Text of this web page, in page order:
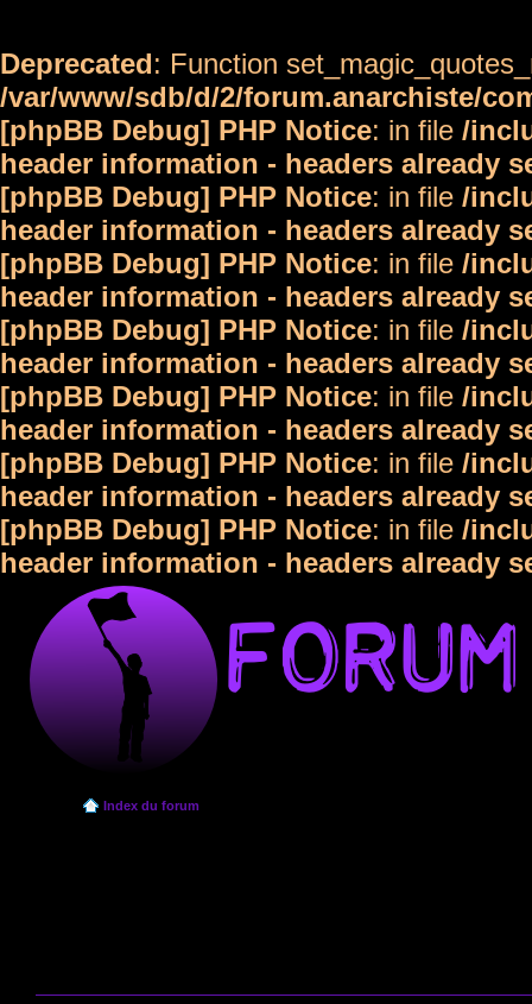
Deprecated: Function
/var/www/sdb/d/2/forum.anarchiste/
[phpBB Debug] PHP Notice: in file /
header information - headers already
[phpBB Debug] PHP Notice: in file /
header information - headers already
[phpBB Debug] PHP Notice: in file /
header information - headers already
[phpBB Debug] PHP Notice: in file /
header information - headers already
[phpBB Debug] PHP Notice: in file /
header information - headers already
[phpBB Debug] PHP Notice: in file /
header information - headers already
[phpBB Debug] PHP Notice: in file /
header information - headers already
Index du forum